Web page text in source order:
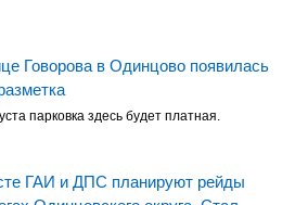
Говорова в Одинцово появилась
парковка здесь будет платная.
ГАИ и ДПС планируют рейды